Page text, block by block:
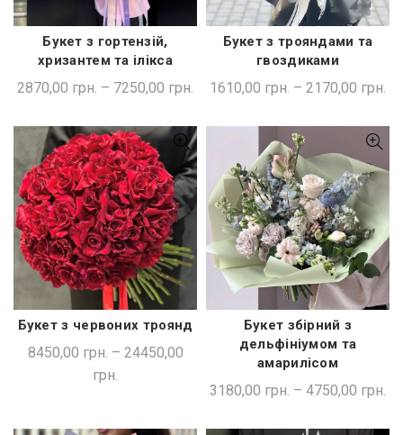
ШВИДКА ПОКУПКА
Букет з гортензій,
хризантем та ілікса
2870,00 грн. – 7250,00 грн.
ШВИДКА ПОКУПКА
Букет з трояндами та
гвоздиками
1610,00 грн. – 2170,00 грн.
ШВИДКА ПОКУПКА
Букет з червоних троянд
8450,00 грн. – 24450,00
грн.
ШВИДКА ПОКУПКА
Букет збірний з
дельфініумом та
амарилісом
3180,00 грн. – 4750,00 грн.